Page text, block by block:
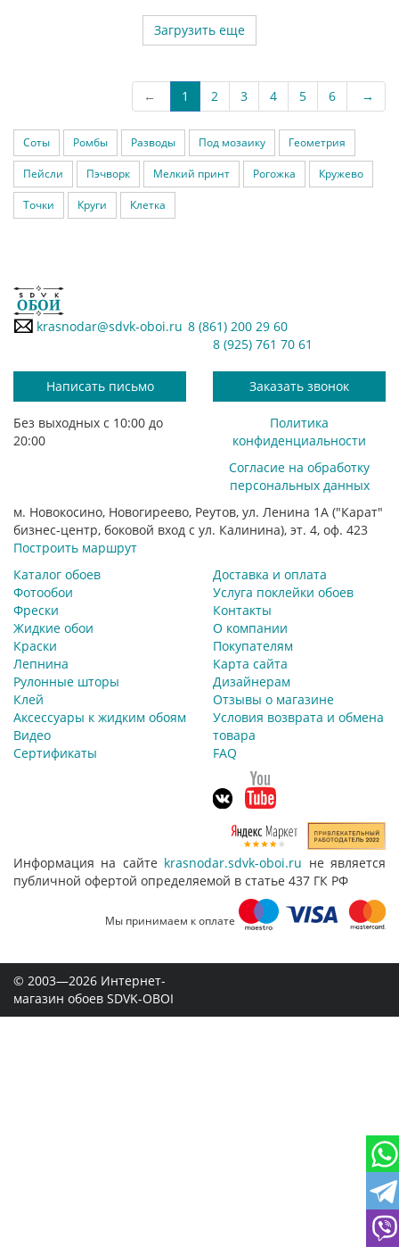
Загрузить еще
← 1 2 3 4 5 6 →
Соты Ромбы Разводы Под мозаику Геометрия
Пейсли Пэчворк Мелкий принт Рогожка Кружево
Точки Круги Клетка
krasnodar@sdvk-oboi.ru 8 (861) 200 29 60
8 (925) 761 70 61
Написать письмо Заказать звонок
Без выходных с 10:00 до
20:00
Политика
конфиденциальности
Согласие на обработку
персональных данных
м. Новокосино, Новогиреево, Реутов, ул. Ленина 1А ("Карат"
бизнес-центр, боковой вход с ул. Калинина), эт. 4, оф. 423
Построить маршрут
Каталог обоев
Фотообои
Фрески
Жидкие обои
Краски
Лепнина
Рулонные шторы
Клей
Аксессуары к жидким обоям
Видео
Сертификаты
Доставка и оплата
Услуга поклейки обоев
Контакты
О компании
Покупателям
Карта сайта
Дизайнерам
Отзывы о магазине
Условия возврата и обмена
товара
FAQ
Информация на сайте krasnodar.sdvk-oboi.ru не является
публичной офертой определяемой в статье 437 ГК РФ
Мы принимаем к оплате
© 2003—2026 Интернет-
магазин обоев SDVK-OBOI